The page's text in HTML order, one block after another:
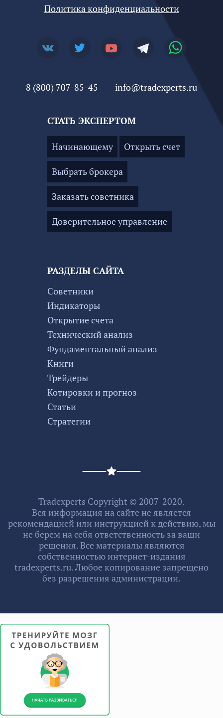
РАЗДЕЛЫ САЙТА
Советники
Индикаторы
Открытие счета
Технический анализ
Фундаментальный анализ
Книги
Трейдеры
Котировки и прогноз
Статьи
Стратегии
Политика конфиденциальности
8 (800) 707-85-45 info@tradexperts.ru
СТАТЬ ЭКСПЕРТОМ
Начинающему Открыть счет
Выбрать брокера
Заказать советника
Доверительное управление
Tradexperts Copyright © 2007-2020.
Вся информация на сайте не является
рекомендацией или инструкцией к действию, мы
не берем на себя ответственность за ваши
решения. Все материалы являются
собственностью интернет-издания
tradexperts.ru. Любое копирование запрещено
без разрешения администрации.